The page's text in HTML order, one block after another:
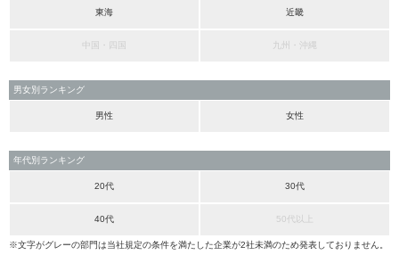
東海 近畿
中国・四国 九州・沖縄
男女別ランキング
男性 女性
年代別ランキング
20代 30代
40代 50代以上
※文字がグレーの部門は当社規定の条件を満たした企業が2社未満のため発表しておりません。